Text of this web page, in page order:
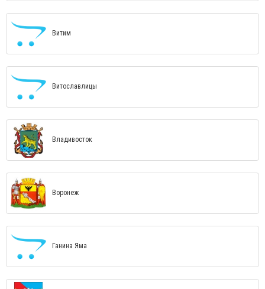
Витим
Витославлицы
Владивосток
Воронеж
Ганина Яма